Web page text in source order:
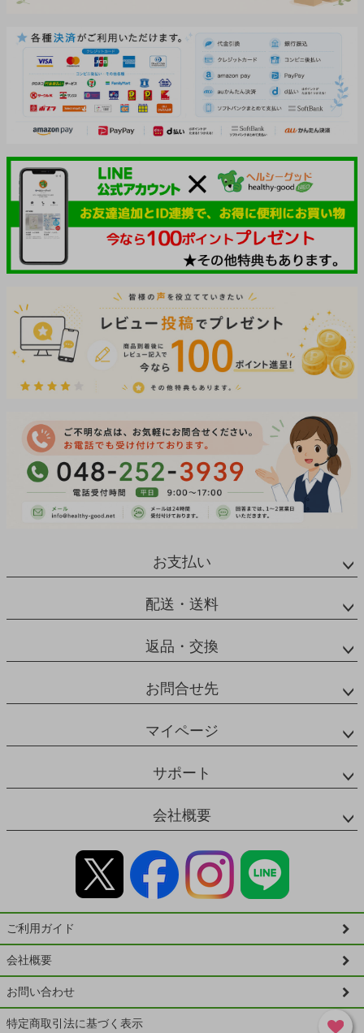
お支払い
配送・送料
返品・交換
お問合せ先
マイページ
サポート
会社概要
ご利用ガイド
会社概要
お問い合わせ
特定商取引法に基づく表示